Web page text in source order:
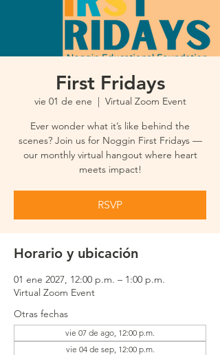
First Fridays
vie 01 de ene
  |
Virtual Zoom Event
Ever wonder what it’s like behind the
scenes? Join us for Noggin First Fridays —
our monthly virtual hangout where heart
meets impact!
RSVP
Horario y ubicación
01 ene 2027, 12:00 p.m. – 1:00 p.m.
Virtual Zoom Event
Otras fechas
vie 07 de ago, 12:00 p.m.
vie 04 de sep, 12:00 p.m.